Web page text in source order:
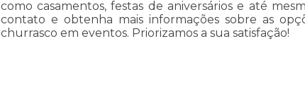
como casamentos, festas de aniversários e até
contato e obtenha mais informações sobre as
churrasco em eventos. Priorizamos a sua satisfação!